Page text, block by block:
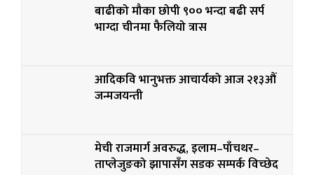
बाढीको मौका छोपी ९०० भन्दा बढी सर्प
भाग्दा चीनमा फैलियो त्रास
आदिकवि भानुभक्त आचार्यको आज २१३औं
जन्मजयन्ती
मेची राजमार्ग अवरुद्ध, इलाम–पाँचथर–
ताप्लेजुङको झापासँग सडक सम्पर्क विच्छेद